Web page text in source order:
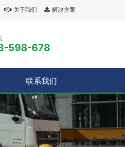
解决方案
关于我们
598-678
联系我们